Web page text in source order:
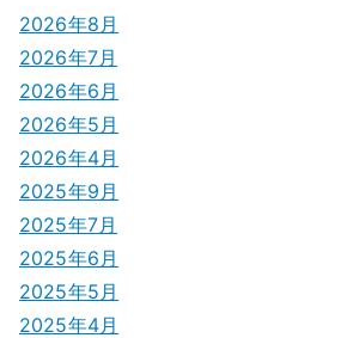
ゲ
ー
シ
ョ
ン
2026年8月
2026年7月
2026年6月
2026年5月
2026年4月
2025年9月
2025年7月
2025年6月
2025年5月
2025年4月